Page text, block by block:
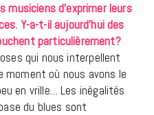
d’exprimer leurs
Y-a-t-il aujourd’hui des
particulièrement?
qui nous interpellent
où nous avons le
en vrille… Les inégalités
du blues sont